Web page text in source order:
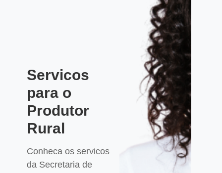
Servicos
para o
Produtor
Rural
Conheca os servicos
da Secretaria de